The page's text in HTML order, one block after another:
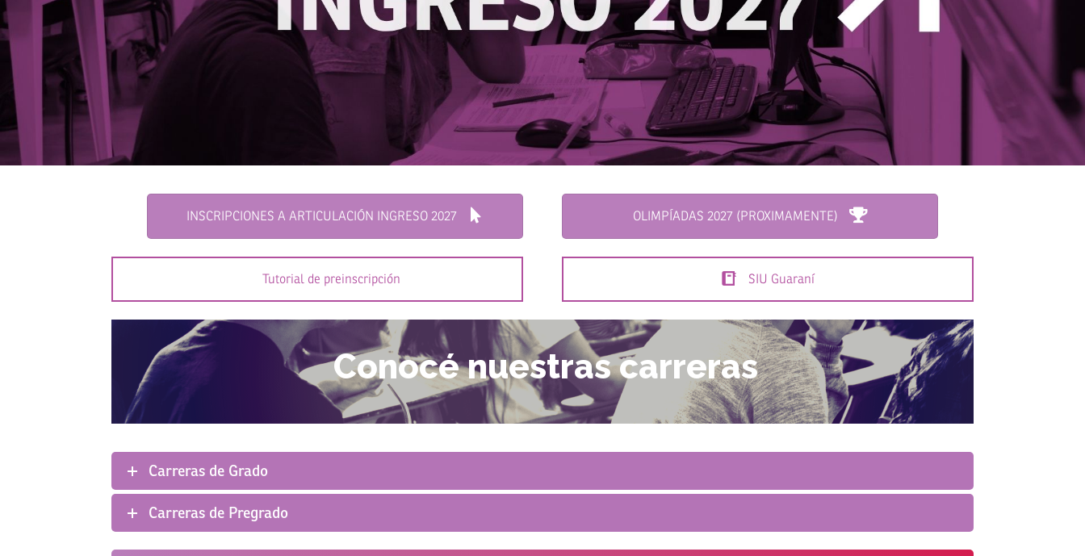
INSCRIPCIONES A ARTICULACIÓN INGRESO 2027 OLIMPÍADAS 2027 (PROXIMAMENTE)
Tutorial de preinscripción SIU Guaraní
Conocé nuestras carreras
Carreras de Grado
Carreras de Pregrado